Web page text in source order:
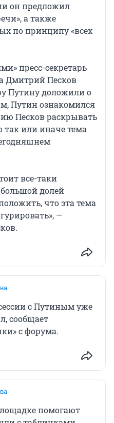
он предложил
а также
по принципу «всех
пресс-секретарь
Дмитрий Песков
Путину доложили о
Путин ознакомился
Песков раскрывать
так или иначе тема
все-таки
большой долей
что эта тема
—
с Путиным уже
сообщает
с форума.
помогают